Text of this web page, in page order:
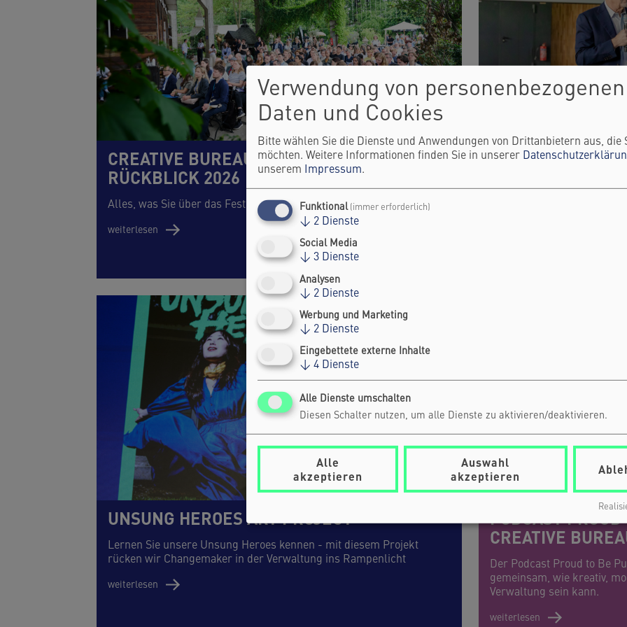
CREATIVE BUREAUCRACY FESTIVAL -
RÜCKBLICK 2026
Alles, was Sie über das Festival 2026 wissen müssen
weiterlesen
GEORGE
BUREAUCRACY
POWER OF
Former Greek Prime
bureaucracy can restore
UNSUNG HEROES ART PROJECT
Lernen Sie unsere Unsung Heroes kennen - mit diesem Projekt
rücken wir Changemaker in der Verwaltung ins Rampenlicht
weiterlesen
PODCAST
CREATIVE
Der Podcast Proud to Be
gemeinsam, wie kreativ,
Verwaltung sein kann.
weiterlesen
Verwendung von personenbezogenen
Daten und Cookies
Bitte wählen Sie die Dienste und Anwendungen von Drittanbietern aus, die
möchten. Weitere Informationen finden Sie in unserer
unserem
Impressum.
Funktional (immer erforderlich)
↓ 2 Dienste
Social Media
↓ 3 Dienste
Analysen
↓ 2 Dienste
Werbung und Marketing
↓ 2 Dienste
Eingebettete externe Inhalte
↓ 4 Dienste
Alle Dienste umschalten
Diesen Schalter nutzen, um alle Dienste zu aktivieren/deaktivieren.
Auswahl
akzeptieren
Alle
akzeptieren